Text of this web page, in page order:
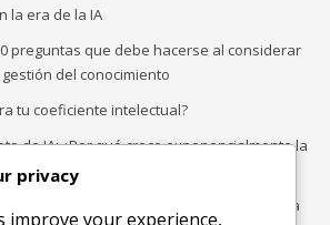
la era de la IA
preguntas que debe hacerse al considerar
del conocimiento
tu coeficiente intelectual?
de IA: ¿Por qué crece exponencialmente la
empresarial?
marketing se crearon para los canales. La
privacy
improve your experience,